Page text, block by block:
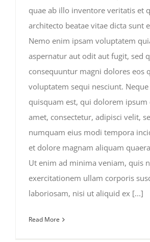
quae ab illo inventore veritatis et
architecto beatae vitae dicta sunt
Nemo enim ipsam voluptatem
aspernatur aut odit aut fugit, sed
consequuntur magni dolores eos
voluptatem sequi nesciunt.
quisquam est, qui dolorem
amet, consectetur, adipisci velit,
numquam eius modi tempora
et dolore magnam aliquam
Ut enim ad minima veniam, quis
exercitationem ullam corporis
laboriosam, nisi ut aliquid ex [...]
Read More